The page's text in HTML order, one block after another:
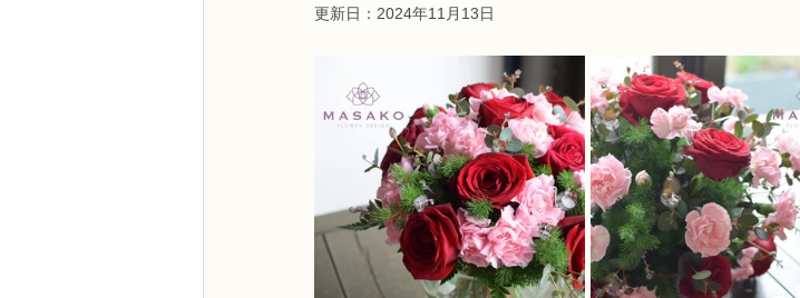
フラワー装飾技能検定3級 趣味で楽しむフラワーレッスン
NFDディプロマアーティフィシャルコース NFDディプロマウエディングコース
NFDディプロマインドアガーデニングコース NFDベーシックマスターコース
教室からのお知らせ
更新日： 2024年11月13日